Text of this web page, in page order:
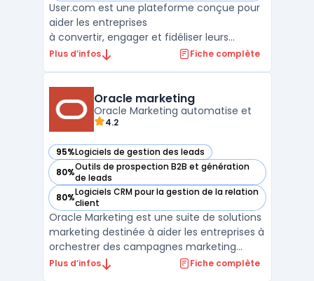
User.com est une plateforme conçue pour
aider les entreprises
à convertir, engager et fidéliser leurs
utilisateurs. Grâce à une
le bon canal au bon utilisateur, au moment
opportun. User.com offre une
meilleure compréhension ...
Plus d’infos Fiche complète
Oracle marketing
Oracle Marketing automatise et
4.2
95%Logiciels de gestion des leads
— voir Oracle marketing dans cette catégorie
80%Outils de prospection B2B et génération
de leads
— voir Oracle marketing dans cette catégorie
80%Logiciels CRM pour la gestion de la relation
client
— voir Oracle marketing dans cette catégorie
Oracle Marketing est une suite de solutions
marketing destinée à aider les entreprises à
orchestrer des campagnes marketing
personnalisées à grande échelle.En
Plus d’infos Fiche complète